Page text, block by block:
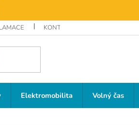
KONTAKTY
Elektromobilita Volný čas